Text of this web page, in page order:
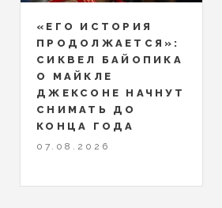
«ЕГО ИСТОРИЯ
ПРОДОЛЖАЕТСЯ»:
СИКВЕЛ БАЙОПИКА
О МАЙКЛЕ
ДЖЕКСОНЕ НАЧНУТ
СНИМАТЬ ДО
КОНЦА ГОДА
07.08.2026